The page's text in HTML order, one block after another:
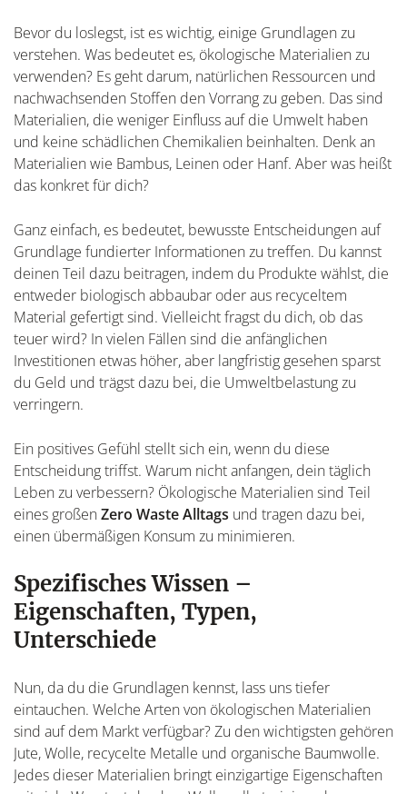
Bevor du loslegst, ist es wichtig, einige Grundlagen zu
verstehen. Was bedeutet es, ökologische Materialien zu
verwenden? Es geht darum, natürlichen Ressourcen und
nachwachsenden Stoffen den Vorrang zu geben. Das sind
Materialien, die weniger Einfluss auf die Umwelt haben
und keine schädlichen Chemikalien beinhalten. Denk an
Materialien wie Bambus, Leinen oder Hanf. Aber was heißt
das konkret für dich?
Ganz einfach, es bedeutet, bewusste Entscheidungen auf
Grundlage fundierter Informationen zu treffen. Du kannst
deinen Teil dazu beitragen, indem du Produkte wählst, die
entweder biologisch abbaubar oder aus recyceltem
Material gefertigt sind. Vielleicht fragst du dich, ob das
teuer wird? In vielen Fällen sind die anfänglichen
Investitionen etwas höher, aber langfristig gesehen sparst
du Geld und trägst dazu bei, die Umweltbelastung zu
verringern.
Ein positives Gefühl stellt sich ein, wenn du diese
Entscheidung triffst. Warum nicht anfangen, dein täglich
Leben zu verbessern? Ökologische Materialien sind Teil
eines großenZero Waste Alltags und tragen dazu bei,
einen übermäßigen Konsum zu minimieren.
Spezifisches Wissen –
Eigenschaften, Typen,
Unterschiede
Nun, da du die Grundlagen kennst, lass uns tiefer
eintauchen. Welche Arten von ökologischen Materialien
sind auf dem Markt verfügbar? Zu den wichtigsten gehören
Jute, Wolle, recycelte Metalle und organische Baumwolle.
Jedes dieser Materialien bringt einzigartige Eigenschaften